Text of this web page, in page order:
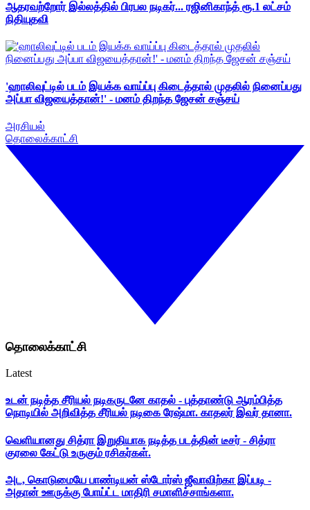
ஆதரவற்றோர் இல்லத்தில் பிரபல நடிகர்... ரஜினிகாந்த் ரூ.1 லட்சம்
நிதியுதவி
'ஹாலிவுட்டில் படம் இயக்க வாய்ப்பு கிடைத்தால் முதலில் நினைப்பது
அப்பா விஜயைத்தான்!' - மனம் திறந்த ஜேசன் சஞ்சய்
அரசியல்
தொலைக்காட்சி
தொலைக்காட்சி
Latest
உடன் நடித்த சீரியல் நடிகருடனே காதல் - புத்தாண்டு ஆரம்பித்த
நொடியில் அறிவித்த சீரியல் நடிகை ரேஷ்மா. காதலர் இவர் தானா.
வெளியானது சித்ரா இறுதியாக நடித்த படத்தின் டீசர் - சித்ரா
குரலை கேட்டு உருகும் ரசிகர்கள்.
அட, கொடுமையே பாண்டியன் ஸ்டோர்ஸ் ஜீவாவிற்கா இப்படி -
அதான் ஊருக்கு போய்ட்ட மாதிரி சமாளிச்சாங்களா.